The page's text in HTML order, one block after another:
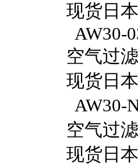
现货日
AW30-
空气过
现货日
AW30-
空气过
现货日